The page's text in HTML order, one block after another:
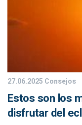
27.06.2025 Consejos
Estos son los
disfrutar del